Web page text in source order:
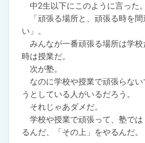
中2生以下にこのように言った。
「頑張る場所と、頑張る時を間
い」。
みんなが一番頑張る場所は学校
時は授業だ。
次が塾。
なのに学校や授業で頑張らない
うとしている人がいるだろう。
それじゃあダメだ。
学校や授業で頑張って、塾では
るんだ、「その上」をやるんだ。